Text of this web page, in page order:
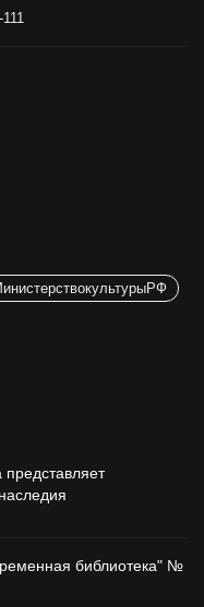
представляет
библиотека" №